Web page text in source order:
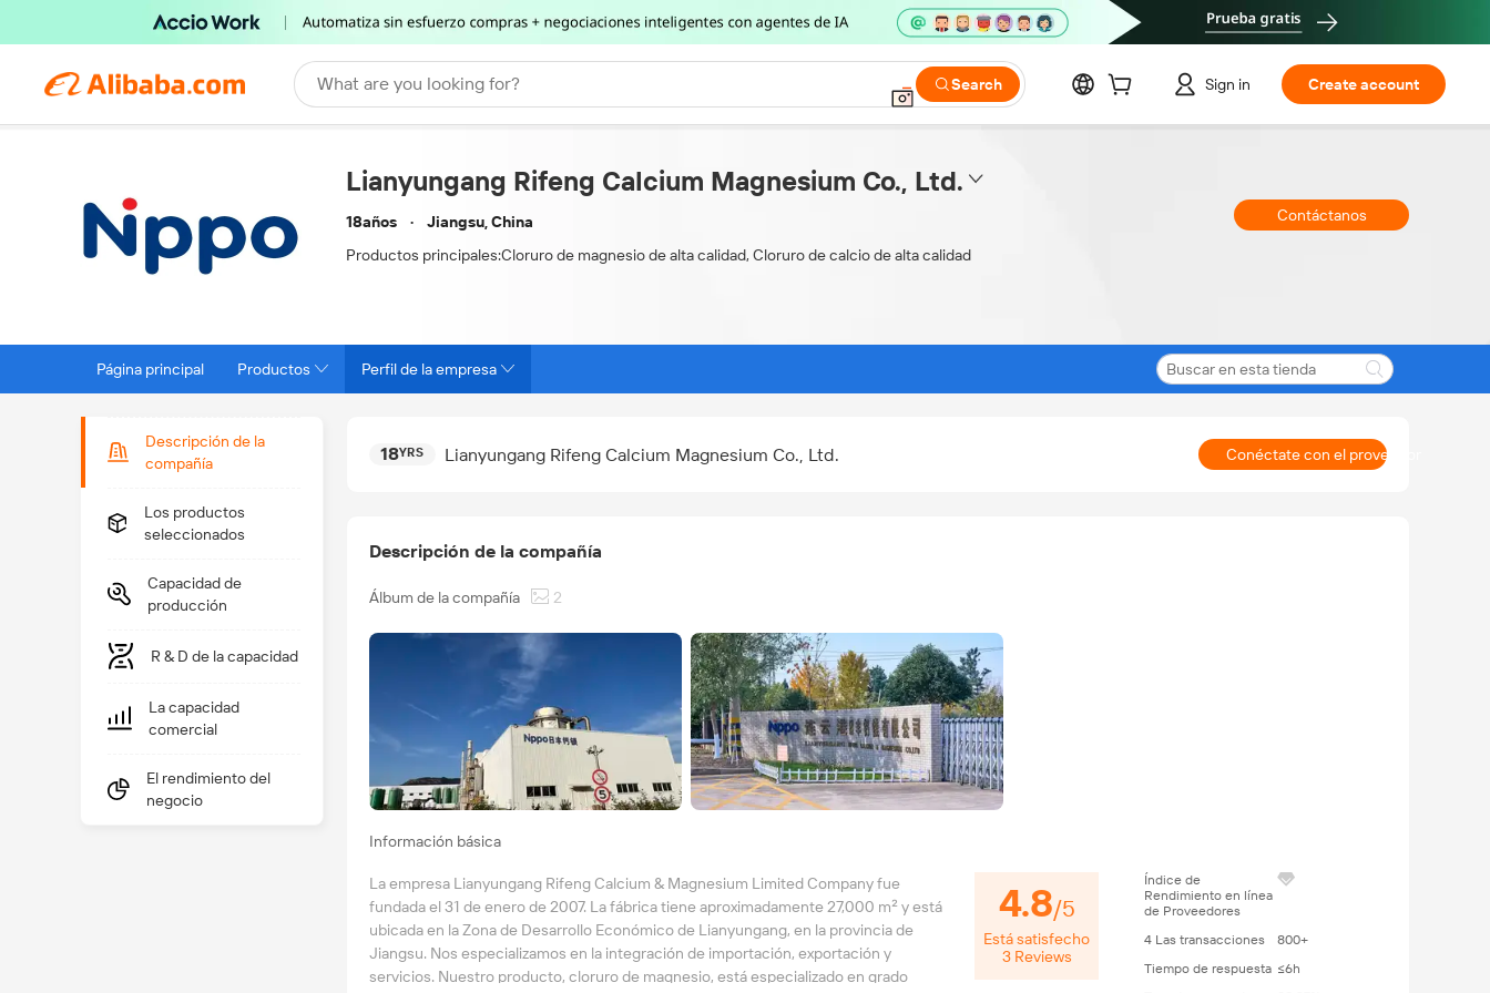
What are you looking for? Search Sign in Create account
Lianyungang Rifeng Calcium Magnesium Co., Ltd.
18años
Jiangsu, China
Productos principales:Cloruro de magnesio de alta calidad, Cloruro de calcio de alta calidad
Contáctanos
Página principal Productos Perfil de la empresa
Descripción de la
compañía
Los productos
seleccionados
Capacidad de
producción
R & D de la capacidad
La capacidad
comercial
El rendimiento del
negocio
18YRS Lianyungang Rifeng Calcium Magnesium Co., Ltd. Conéctate con el proveedor
Descripción de la compañía
Álbum de la compañía 2
Información básica
La empresa Lianyungang Rifeng Calcium & Magnesium Limited Company fue
fundada el 31 de enero de 2007. La fábrica tiene aproximadamente 27,000 m² y está
ubicada en la Zona de Desarrollo Económico de Lianyungang, en la provincia de
Jiangsu. Nos especializamos en la integración de importación, exportación y
servicios. Nuestro producto, cloruro de magnesio, está especializado en grado
4.8/5
Está satisfecho
3Reviews
Índice de
Rendimiento en línea
de Proveedores
4 Las transacciones
800+
Tiempo de respuesta ≤6h